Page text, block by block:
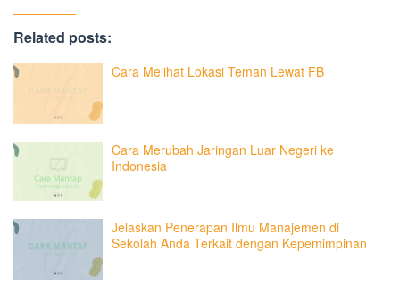
Related posts:
Cara Melihat Lokasi Teman Lewat FB
Cara Merubah Jaringan Luar Negeri ke
Indonesia
Jelaskan Penerapan Ilmu Manajemen di
Sekolah Anda Terkait dengan Kepemimpinan